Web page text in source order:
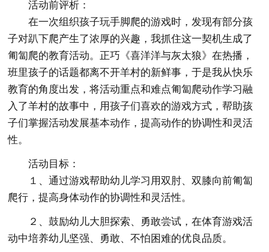
活动前评析：
在一次组织孩子玩手脚爬的游戏时，发现有部分孩
子对趴下爬产生了浓厚的兴趣，我抓住这一契机生成了
匍匐爬的教育活动。正巧《喜洋洋与灰太狼》在热播，
班里孩子的话题都离不开羊村的新鲜事，于是我从快乐
教育的角度出发，将活动重点和难点匍匐爬动作学习融
入了羊村的故事中，用孩子们喜欢的游戏方式，帮助孩
子们掌握活动发展基本动作，提高动作的协调性和灵活
性。
活动目标：
１、通过游戏帮助幼儿学习用双肘、双膝向前匍匐
爬行，提高身体动作的协调性和灵活性。
２、鼓励幼儿大胆探索、勇敢尝试，在体育游戏活
动中培养幼儿坚强、勇敢、不怕困难的优良品质。